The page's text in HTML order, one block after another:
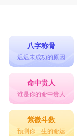
八字称骨
迟迟未成功的原因
命中贵人
谁是你的命中贵人
紫微斗数
预测你一生的命运